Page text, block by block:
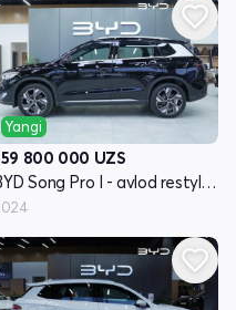
Yangi
800 000 UZS
BYD Song Pro I - avlod restyling